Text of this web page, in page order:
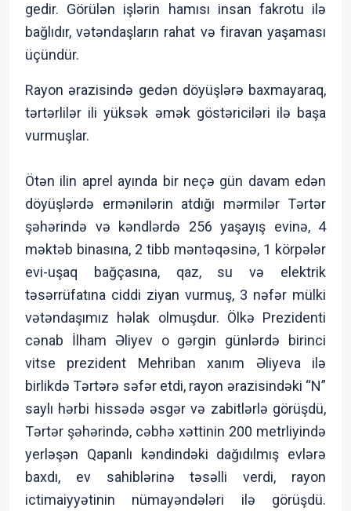
gedir. Görülən işlərin hamısı insan fakrotu ilə
bağlıdır, vətəndaşların rahat və firavan yaşaması
üçündür.
Rayon ərazisində gedən döyüşlərə baxmayaraq,
tərtərlilər ili yüksək əmək göstəriciləri ilə başa
vurmuşlar.
Ötən ilin aprel ayında bir neçə gün davam edən
döyüşlərdə ermənilərin atdığı mərmilər Tərtər
şəhərində və kəndlərdə 256 yaşayış evinə, 4
məktəb binasına, 2 tibb məntəqəsinə, 1 körpələr
evi-uşaq bağçasına, qaz, su və elektrik
təsərrüfatına ciddi ziyan vurmuş, 3 nəfər mülki
vətəndaşımız həlak olmuşdur. Ölkə Prezidenti
cənab İlham Əliyev o gərgin günlərdə birinci
vitse prezident Mehriban xanım Əliyeva ilə
birlikdə Tərtərə səfər etdi, rayon ərazisindəki “N”
saylı hərbi hissədə əsgər və zabitlərlə görüşdü,
Tərtər şəhərində, cəbhə xəttinin 200 metrliyində
yerləşən Qapanlı kəndindəki dağıdılmış evlərə
baxdı, ev sahiblərinə təsəlli verdi, rayon
ictimaiyyətinin nümayəndələri ilə görüşdü.